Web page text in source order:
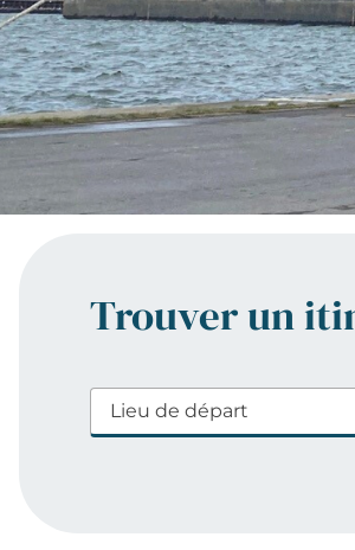
Trouver un
Lieu de départ